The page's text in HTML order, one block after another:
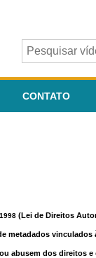
CONTATO
(Lei de Direitos
metadados vinculados
abusem dos direitos